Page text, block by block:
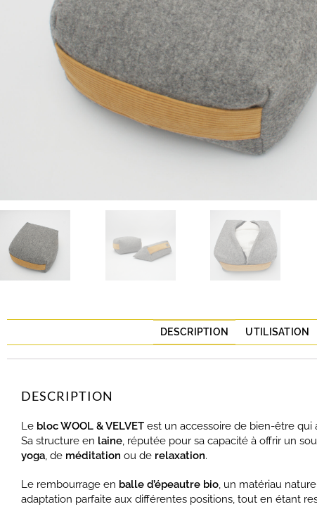
DESCRIPTION UTILISATION
DESCRIPTION
Le bloc WOOL & VELVET est un accessoire de bien-être qui
Sa structure en laine, réputée pour sa capacité à offrir un
yoga, de méditation ou de relaxation.
Le rembourrage en balle d’épeautre bio, un matériau
adaptation parfaite aux différentes positions, tout en étant